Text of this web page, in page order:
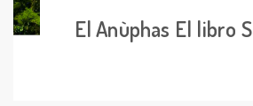
El Anùphas El libro